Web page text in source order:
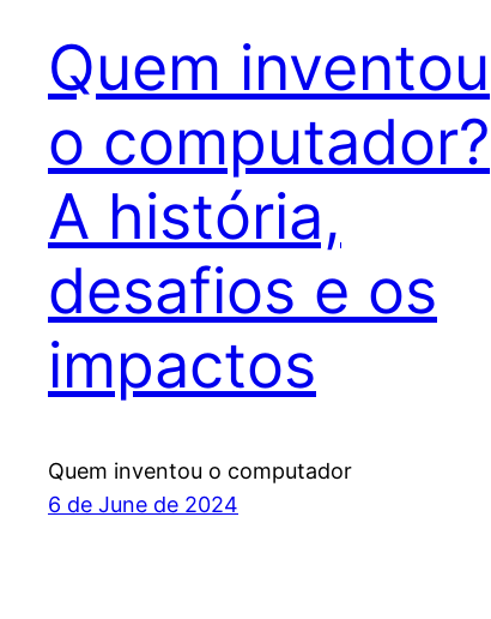
Quem inventou
o computador?
A história,
desafios e os
impactos
Quem inventou o computador
6 de June de 2024